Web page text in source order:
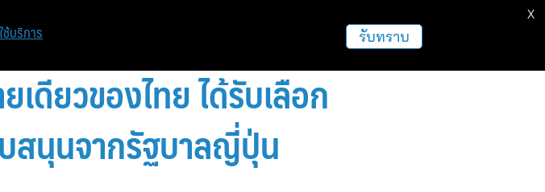
ที่ยว ฝากข่าวประชาสัมพันธ์
เดียวของไทย ได้รับเลือก
สนุนจากรัฐบาลญี่ปุ่น
ช้บริการ รับทราบ
X